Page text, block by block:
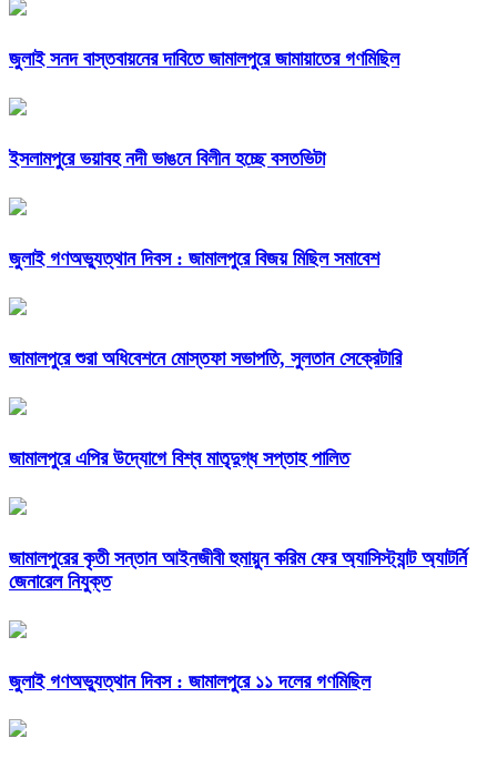
জুলাই সনদ বাস্তবায়নের দাবিতে জামালপুরে জামায়াতের গণমিছিল
ইসলামপুরে ভয়াবহ নদী ভাঙনে বিলীন হচ্ছে বসতভিটা
জুলাই গণঅভ্যুত্থান দিবস : জামালপুরে বিজয় মিছিল সমাবেশ
জামালপুরে শুরা অধিবেশনে মোস্তফা সভাপতি, সুলতান সেক্রেটারি
জামালপুরে এপির উদ্যোগে বিশ্ব মাতৃদুগ্ধ সপ্তাহ পালিত
জামালপুরের কৃতী সন্তান আইনজীবী হুমায়ুন করিম ফের অ্যাসিস্ট্যান্ট অ্যাটর্নি
জেনারেল নিযুক্ত
জুলাই গণঅভ্যুত্থান দিবস : জামালপুরে ১১ দলের গণমিছিল